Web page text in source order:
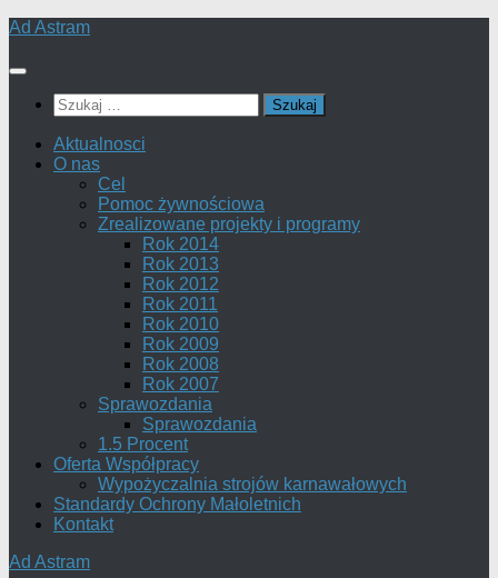
Skip
content
Ad Astram
Szukaj:
Aktualnosci
O nas
Cel
Pomoc żywnościowa
Zrealizowane projekty i programy
Rok 2014
Rok 2013
Rok 2012
Rok 2011
Rok 2010
Rok 2009
Rok 2008
Rok 2007
Sprawozdania
Sprawozdania
1.5 Procent
Oferta Współpracy
Wypożyczalnia strojów karnawałowych
Standardy Ochrony Małoletnich
Kontakt
Ad Astram